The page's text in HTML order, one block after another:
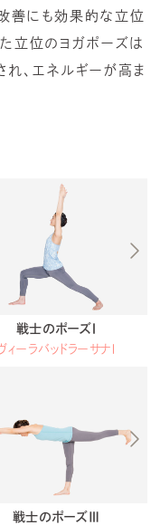
善にも効果的な立位
立位のヨガポーズは
、エネルギーが高ま
戦士のポーズⅠ
ィーラバッドラーサナⅠ
戦士のポーズⅢ